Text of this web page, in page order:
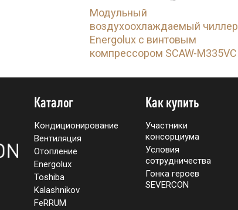
Модульный
воздухоохлаждаемый чиллер
Energolux с винтовым
компрессором SCAW-M335VC
Каталог
Кондиционирование
Вентиляция
Отопление
Energolux
Toshiba
Kalashnikov
FeRRUM
Как купить
Участники
консорциума
Условия
сотрудничества
Гонка героев
SEVERCON